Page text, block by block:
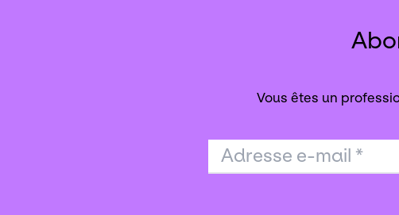
Vous êtes un
Adresse e-mail *